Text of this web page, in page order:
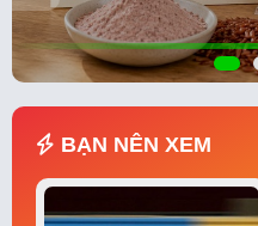
BẠN NÊN XEM